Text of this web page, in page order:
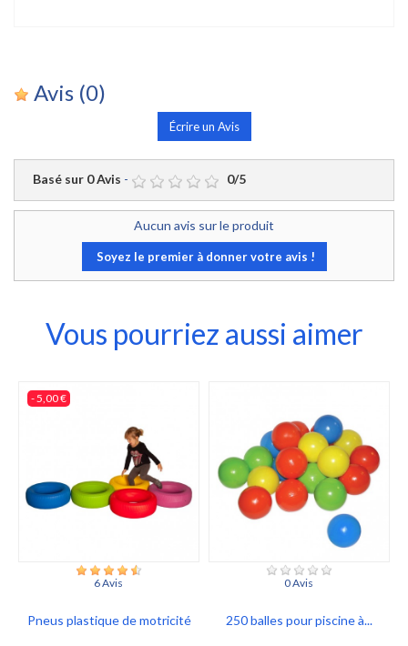
Avis (0)
Écrire un Avis
Basé sur 0Avis - 0/5
Aucun avis sur le produit
Soyez le premier à donner votre avis !
Vous pourriez aussi aimer
6 Avis
Pneus plastique de motricité
- 5,00 €
0 Avis
250 balles pour piscine à...